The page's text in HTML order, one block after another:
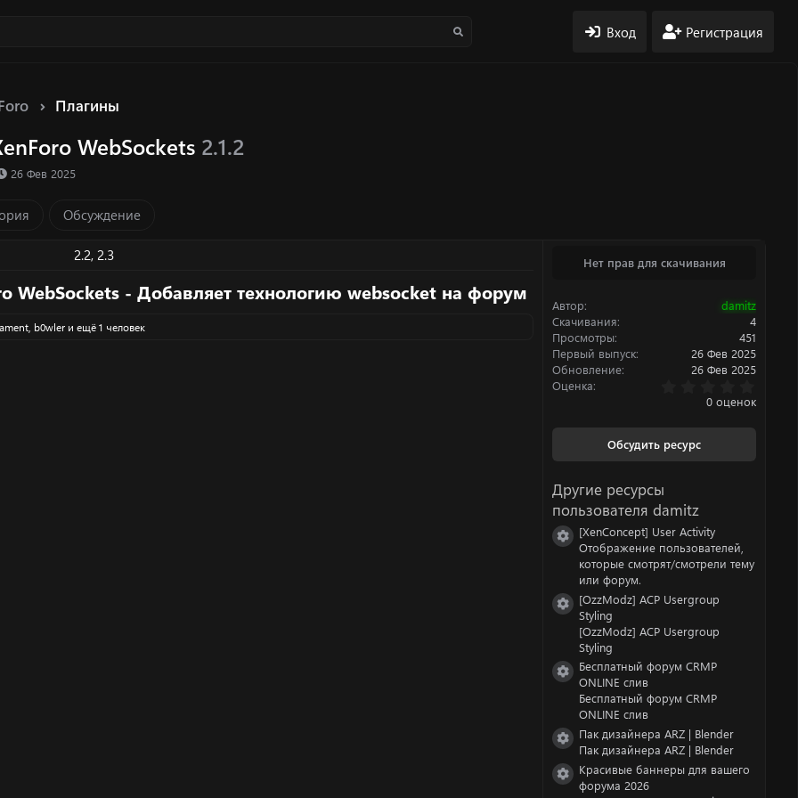
Вход Регистрация
Плагины
ресурса
WebSockets 2.1.2
Д
а
а
и
26 Фев 2025
Обсуждение
2.2 2.3
WebSockets - Добавляет технологию websocket на форум​
, b0wler и ещё 1 человек
Нет прав для скачивания
Автор
damitz
Скачивания
4
Просмотры
451
Первый выпуск
26 Фев 2025
Обновление
26 Фев 2025
Оценка
.
0
0 оценок
Обсудить ресурс
Другие ресурсы
пользователя damitz
Иконка ресурса
[XenConcept] User Activity
Отображение пользователей,
которые смотрят/смотрели тему
или форум.
Иконка ресурса
[OzzModz] ACP Usergroup
Styling
[OzzModz] ACP Usergroup
Styling
Иконка ресурса
Бесплатный форум CRMP
ONLINE слив
Бесплатный форум CRMP
ONLINE слив
Иконка ресурса
Пак дизайнера ARZ | Blender
Пак дизайнера ARZ | Blender
Иконка ресурса
Красивые баннеры для вашего
форума 2026